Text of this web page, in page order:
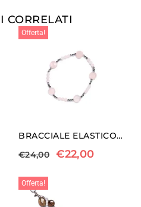
CORRELATI
Offerta!
BRACCIALE ELASTICO IN EMATITE E QUARZO ROSA
€24,00 €22,00
Offerta!